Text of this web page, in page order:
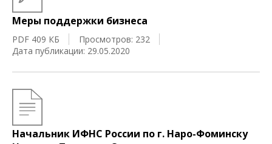
Меры поддержки бизнеса
PDF 409 КБ
Просмотров: 232
Дата публикации: 29.05.2020
Начальник ИФНС России по г. Наро-Фоминску